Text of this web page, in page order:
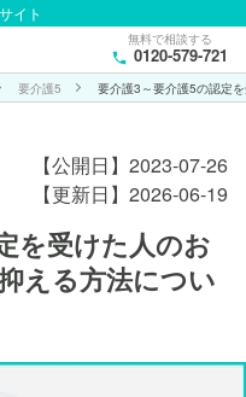
イト
無料で相談する
0120-579-721
要介護5 要介護3～要介護5の認定
【公開日】2023-07-26
【更新日】2026-06-19
を受けた人のお
える方法につい